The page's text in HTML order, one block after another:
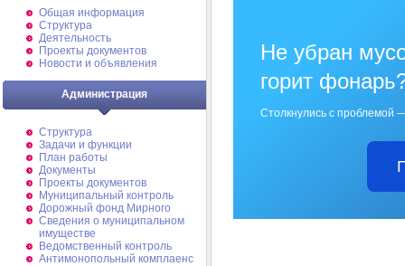
Общая информация
Структура
Деятельность
Проекты документов
Новости и объявления
Администрация
Структура
Задачи и функции
План работы
Документы
Проекты документов
Муниципальный контроль
Дорожный фонд Мирного
Cведения о муниципальном
имуществе
Ведомственный контроль
Антимонопольный комплаенс
Не убран
горит
Столкнулись с проблемой